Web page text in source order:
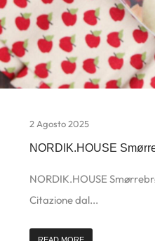
2 Agosto 2025
NORDIK.HOUSE
NORDIK.HOUSE
Citazione dal...
READ MORE